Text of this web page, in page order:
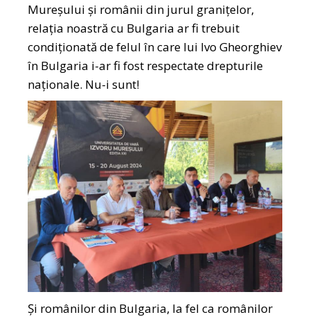
Mureșului și românii din jurul granițelor,
relația noastră cu Bulgaria ar fi trebuit
condiționată de felul în care lui Ivo Gheorghiev
în Bulgaria i-ar fi fost respectate drepturile
naționale. Nu-i sunt!
Și românilor din Bulgaria, la fel ca românilor